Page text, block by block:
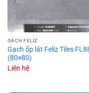
GẠCH FELIZ
Gạch ốp lát Feliz Tiles
(80×80)
Liên hệ